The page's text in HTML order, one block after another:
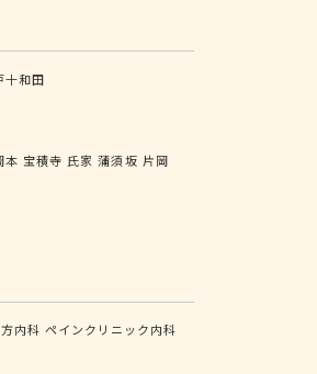
十和田
本 宝積寺 氏家 蒲須坂 片岡
内科 ペインクリニック内科